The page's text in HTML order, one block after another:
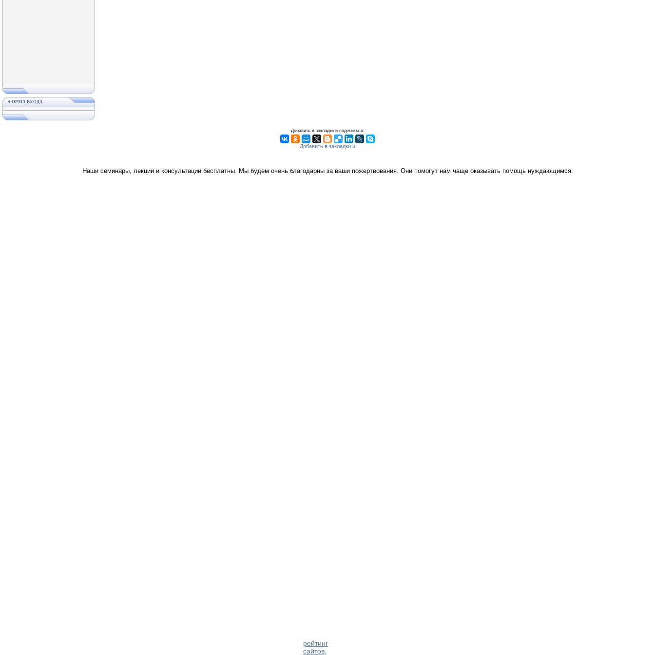
ФОРМА ВХОДА
Добавить в закладки и поделиться:
Наши семинары, лекции и консультации бесплатны. Мы будем очень благодарны за ваши пожертвования. Они помогут нам чаще оказывать помощь нуждающимся.